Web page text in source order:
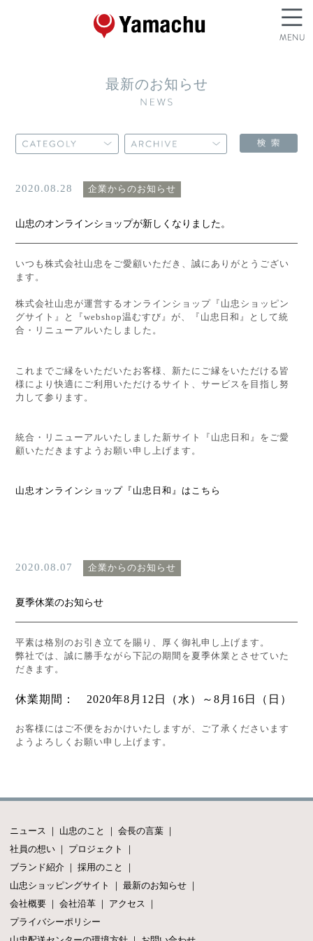
最新のお知らせ
2020.08.28 企業からのお知らせ
山忠のオンラインショップが新しくなりました。
いつも株式会社山忠をご愛顧いただき、誠にありがとうござい
ます。
株式会社山忠が運営するオンラインショップ『山忠ショッピン
グサイト』と『webshop温むすび』が、『山忠日和』として統
合・リニューアルいたしました。
これまでご縁をいただいたお客様、新たにご縁をいただける皆
様により快適にご利用いただけるサイト、サービスを目指し努
力して参ります。
統合・リニューアルいたしました新サイト『山忠日和』をご愛
顧いただきますようお願い申し上げます。
山忠オンラインショップ『山忠日和』はこちら
2020.08.07 企業からのお知らせ
夏季休業のお知らせ
平素は格別のお引き立てを賜り、厚く御礼申し上げます。
弊社では、誠に勝手ながら下記の期間を夏季休業とさせていた
だきます。
休業期間： 2020年8月12日（水）～8月16日（日）
お客様にはご不便をおかけいたしますが、ご了承くださいます
ようよろしくお願い申し上げます。
ニュース ｜ 山忠のこと ｜会長の言葉 ｜
社員の想い ｜ プロジェクト
｜
ブランド紹介 ｜採用のこと
｜
山忠ショッピングサイト
｜最新のお知らせ ｜
会社概要 ｜会社沿革 ｜ アクセス ｜
プライバシーポリシー